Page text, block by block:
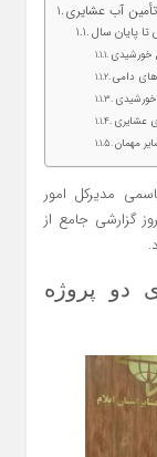
دامی
عشایری
مهمان
مدیرکل امور
گزارشی جامع از
برای دو پروژه